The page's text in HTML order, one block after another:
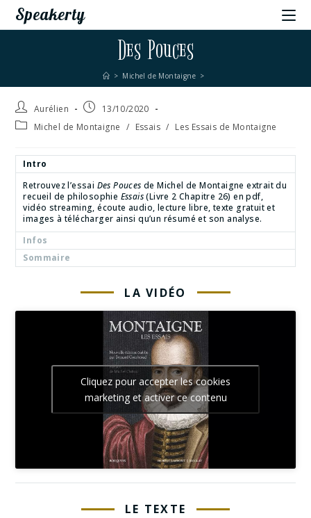
Speakerty
Des Pouces
> Michel de Montaigne >
Aurélien
13/10/2020
Michel de Montaigne / Essais / Les Essais de Montaigne
Intro
Retrouvez l’essai Des Pouces de Michel de Montaigne extrait du
recueil de philosophie Essais(Livre 2 Chapitre 26) en pdf,
vidéo streaming, écoute audio, lecture libre, texte gratuit et
images à télécharger ainsi qu’un résumé et son analyse.
Infos
Sommaire
LA VIDÉO
Cliquez pour accepter les cookies
marketing et activer ce contenu
LE TEXTE